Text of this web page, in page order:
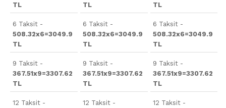
TL
6 Taksit -
508.32x6=3049.9
TL
9 Taksit -
367.51x9=3307.62
TL
12 Taksit -
TL
6 Taksit -
508.32x6=3049.9
TL
9 Taksit -
367.51x9=3307.62
TL
12 Taksit -
TL
6 Taksit -
508.32x6=3049.9
TL
9 Taksit -
367.51x9=3307.62
TL
12 Taksit -